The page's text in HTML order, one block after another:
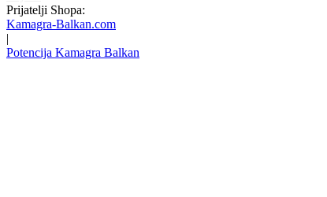
Prijatelji Shopa:
Kamagra-Balkan.com
|
Potencija Kamagra Balkan